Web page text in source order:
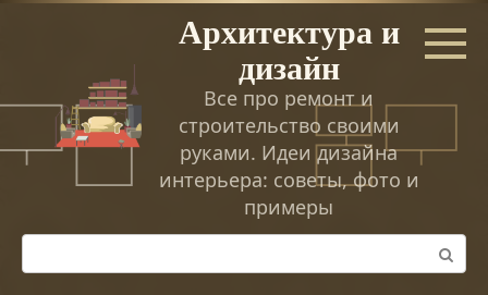
Перейти
Архитектура и
дизайн
Все про ремонт и
строительство своими
руками. Идеи дизайна
интерьера: советы, фото и
примеры
Поиск: